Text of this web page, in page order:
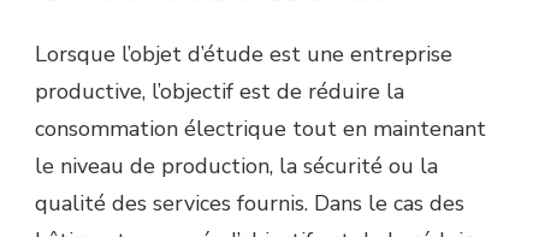
Lorsque l’objet d’étude est une entreprise
productive, l’objectif est de réduire la
consommation électrique tout en maintenant
le niveau de production, la sécurité ou la
qualité des services fournis. Dans le cas des